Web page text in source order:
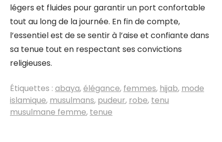
légers et fluides pour garantir un port confortable
tout au long de la journée. En fin de compte,
l’essentiel est de se sentir à l’aise et confiante dans
sa tenue tout en respectant ses convictions
religieuses.
Étiquettes : abaya,élégance, femmes, hijab, mode
islamique, musulmans, pudeur, robe, tenu
musulmane femme, tenue